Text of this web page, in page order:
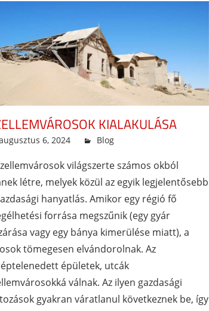
KIALAKULÁSA
6, 2024 admin
Blog
világszerte számos okból
létre, melyek közül az egyik legjelentősebb
hanyatlás. Amikor egy régió fő
forrása megszűnik (egy gyár
vagy egy bánya kimerülése miatt), a
tömegesen elvándorolnak. Az
épületek, utcák
válnak. Az ilyen gazdasági
gyakran váratlanul következnek be, így